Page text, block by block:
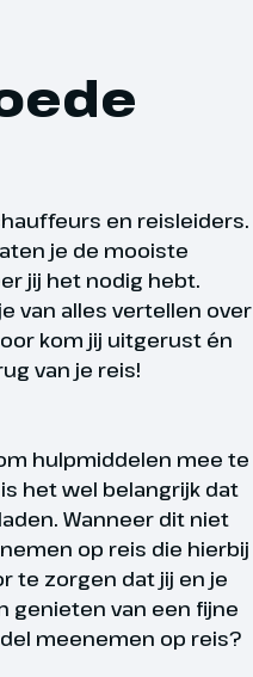
Hoogtepunt
Sassari, Alghero
80 km
Na een heerlijk
wandeling door het
pittoreske stad
grootste stad in
van een geweldige
paleizen en oude
door de hele stad.
werden ontworpen
en reisleiders.
je de mooiste
jij het nodig hebt.
van alles vertellen over
kom jij uitgerust én
van je reis!
hulpmiddelen mee te
het wel belangrijk dat
Wanneer dit niet
op reis die hierbij
te zorgen dat jij en je
genieten van een fijne
meenemen op reis?